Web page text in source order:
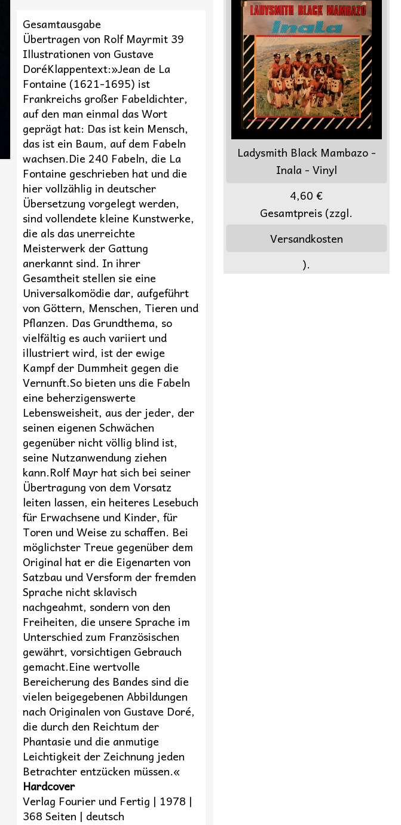
Gesamtausgabe
Übertragen von Rolf Mayrmit 39
Illustrationen von Gustave
DoréKlappentext:»Jean de La
Fontaine (1621-1695) ist
Frankreichs großer Fabeldichter,
auf den man einmal das Wort
geprägt hat: Das ist kein Mensch,
das ist ein Baum, auf dem Fabeln
wachsen.Die 240 Fabeln, die La
Fontaine geschrieben hat und die
hier vollzählig in deutscher
Übersetzung vorgelegt werden,
sind vollendete kleine Kunstwerke,
die als das unerreichte
Meisterwerk der Gattung
anerkannt sind. In ihrer
Gesamtheit stellen sie eine
Universalkomödie dar, aufgeführt
von Göttern, Menschen, Tieren und
Pflanzen. Das Grundthema, so
vielfältig es auch variiert und
illustriert wird, ist der ewige
Kampf der Dummheit gegen die
Vernunft.So bieten uns die Fabeln
eine beherzigenswerte
Lebensweisheit, aus der jeder, der
seinen eigenen Schwächen
gegenüber nicht völlig blind ist,
seine Nutzanwendung ziehen
kann.Rolf Mayr hat sich bei seiner
Übertragung von dem Vorsatz
leiten lassen, ein heiteres Lesebuch
für Erwachsene und Kinder, für
Toren und Weise zu schaffen. Bei
möglichster Treue gegenüber dem
Original hat er die Eigenarten von
Satzbau und Versform der fremden
Sprache nicht sklavisch
nachgeahmt, sondern von den
Freiheiten, die unsere Sprache im
Unterschied zum Französischen
gewährt, vorsichtigen Gebrauch
gemacht.Eine wertvolle
Bereicherung des Bandes sind die
vielen beigegebenen Abbildungen
nach Originalen von Gustave Doré,
die durch den Reichtum der
Phantasie und die anmutige
Leichtigkeit der Zeichnung jeden
Betrachter entzücken müssen.«
Hardcover
Verlag Fourier und Fertig | 1978 |
368 Seiten | deutsch
Ladysmith Black Mambazo -
Inala - Vinyl
4,60 €
Gesamtpreis (zzgl.
Versandkosten
).